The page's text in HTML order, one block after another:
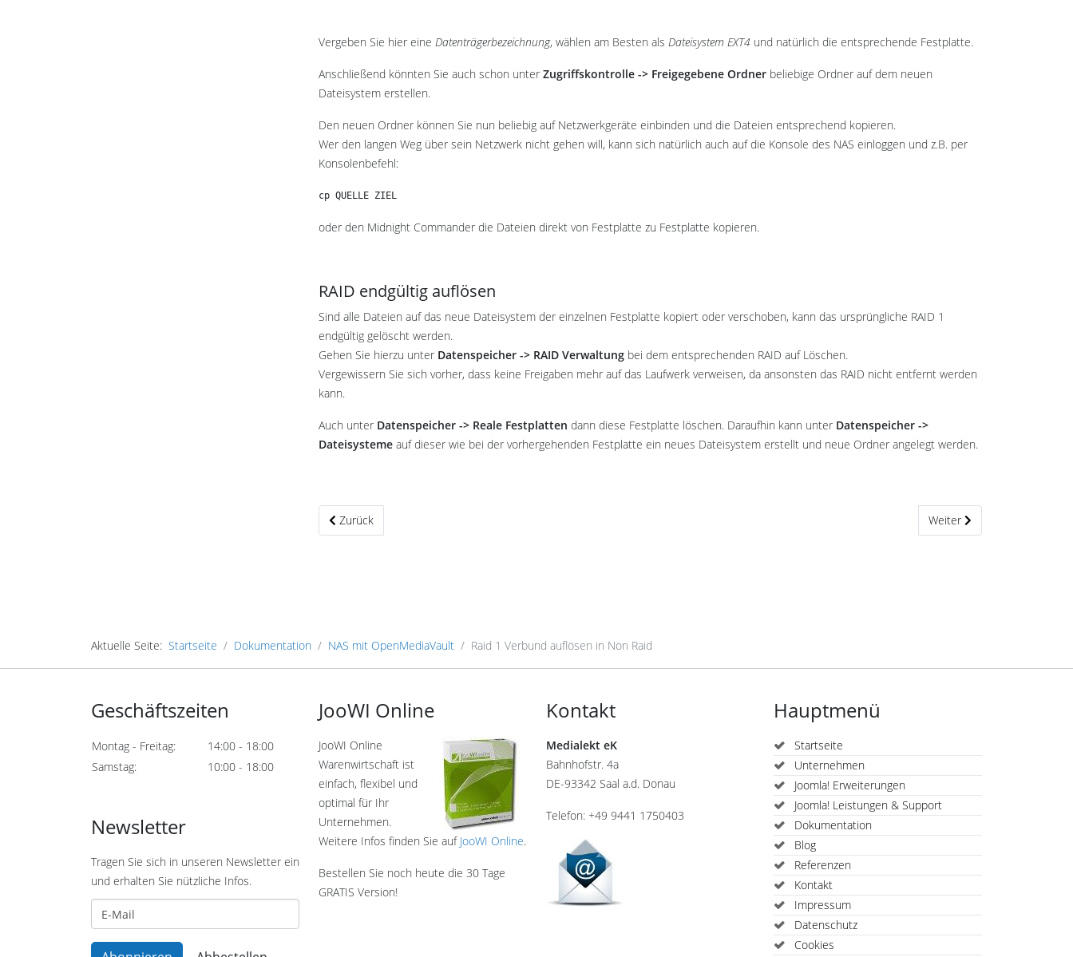
Vergeben Sie hier eine Datenträgerbezeichnung, wählen am Besten als Dateisystem EXT4 und natürlich die entsprechende Festplatte.
Anschließend könnten Sie auch schon unter Zugriffskontrolle -> Freigegebene Ordner beliebige Ordner auf dem neuen
Dateisystem erstellen.
Den neuen Ordner können Sie nun beliebig auf Netzwerkgeräte einbinden und die Dateien entsprechend kopieren.
Wer den langen Weg über sein Netzwerk nicht gehen will, kann sich natürlich auch auf die Konsole des NAS einloggen und z.B. per
Konsolenbefehl:
cp QUELLE ZIEL
oder den Midnight Commander die Dateien direkt von Festplatte zu Festplatte kopieren.
RAID endgültig auflösen
Sind alle Dateien auf das neue Dateisystem der einzelnen Festplatte kopiert oder verschoben, kann das ursprüngliche RAID 1
endgültig gelöscht werden.
Gehen Sie hierzu unter Datenspeicher -> RAID Verwaltung bei dem entsprechenden RAID auf Löschen.
Vergewissern Sie sich vorher, dass keine Freigaben mehr auf das Laufwerk verweisen, da ansonsten das RAID nicht entfernt werden
kann.
Auch unter Datenspeicher -> Reale Festplatten dann diese Festplatte löschen. Daraufhin kann unter Datenspeicher ->
Dateisysteme auf dieser wie bei der vorhergehenden Festplatte ein neues Dateisystem erstellt und neue Ordner angelegt werden.
Vorheriger Beitrag: Festplatten hinzufügen
Zurück Nächster Beitrag:
Weiter
Aktuelle Seite: Startseite Dokumentation NAS mit OpenMediaVault Raid 1 Verbund auflösen in Non Raid
Geschäftszeiten
Montag - Freitag:
14:00 - 18:00
Samstag:
10:00 - 18:00
Newsletter
Tragen Sie sich in unseren Newsletter ein
und erhalten Sie nützliche Infos.
JooWI Online
JooWI Online
Warenwirtschaft ist
einfach, flexibel und
optimal für Ihr
Unternehmen.
Weitere Infos finden Sie auf JooWI Online.
Bestellen Sie noch heute die 30 Tage
GRATIS Version!
Kontakt
Medialekt eK
Bahnhofstr. 4a
DE-93342 Saal a.d. Donau
Telefon: +49 9441 1750403
Hauptmenü
Startseite
Unternehmen
Joomla! Erweiterungen
Joomla! Leistungen & Support
Dokumentation
Blog
Referenzen
Kontakt
Impressum
Datenschutz
Cookies